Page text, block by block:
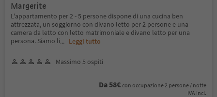
Margerite
L'appartamento per 2 - 5 persone dispone di una cucina ben
attrezzata, un soggiorno con divano letto per 2 persone e una
camera da letto con letto matrimoniale e divano letto per una
persona. Siamo li... Leggi tutto
Massimo 5 ospiti
Da 58€ con occupazione 2 persone / notte
IVA incl.